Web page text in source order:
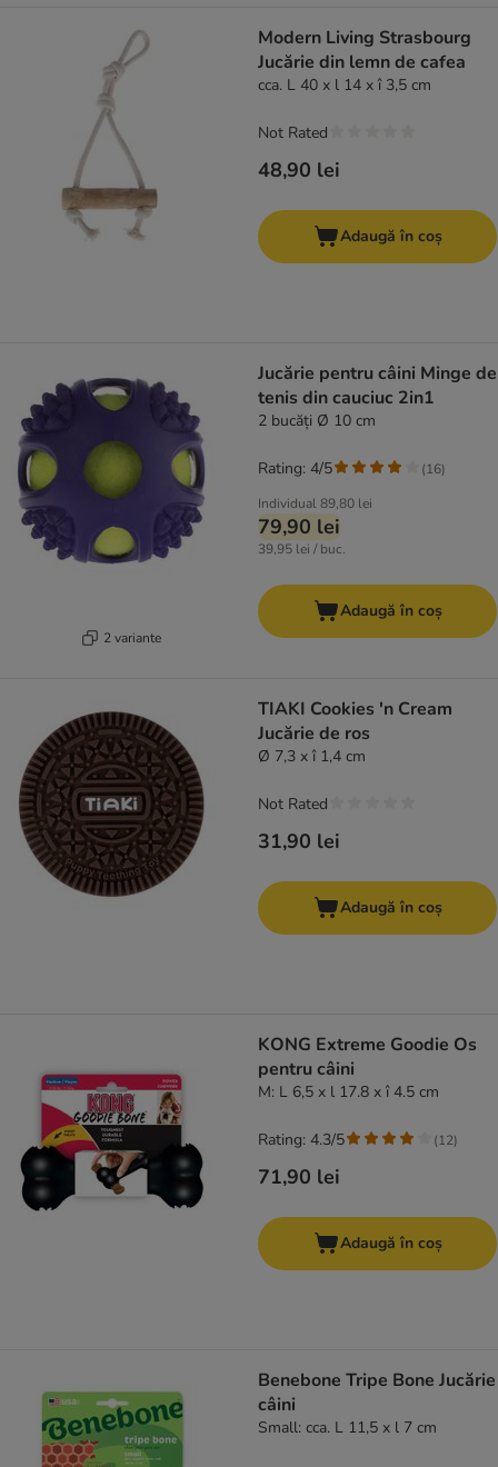
Modern Living Strasbourg
Jucărie din lemn de cafea
cca. L 40 x l 14 x î 3,5 cm
48,90 lei
Not Rated
Adaugă în coș
2 variante
Jucărie pentru câini Minge de
tenis din cauciuc 2in1
2 bucăți Ø 10 cm
Individual89,80 lei
79,90 lei
39,95 lei / buc.
Rating: 4/5 (16)
Adaugă în coș
TIAKI Cookies 'n Cream
Jucărie de ros
Ø 7,3 x î 1,4 cm
31,90 lei
Not Rated
Adaugă în coș
KONG Extreme Goodie Os
pentru câini
M: L 6,5 x l 17.8 x î 4.5 cm
71,90 lei
Rating: 4.3/5 (12)
Adaugă în coș
Benebone Tripe Bone Jucărie
câini
Small: cca. L 11,5 x l 7 cm